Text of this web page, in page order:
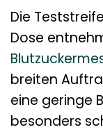
Die
Dose
breiten
eine geringe
besonders